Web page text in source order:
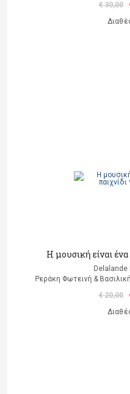
€ 30,00
H μουσική είναι ένα
Delalande
Ρεράκη Φωτεινή &
€ 20,00